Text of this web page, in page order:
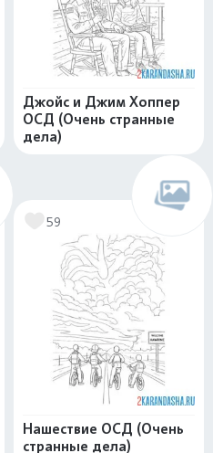
Джойс и Джим Хоппер
ОСД (Очень странные
дела)
59
Нашествие ОСД (Очень
странные дела)